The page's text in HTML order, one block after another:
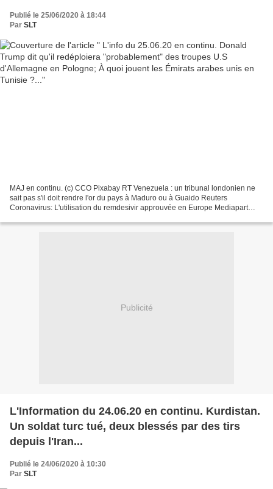
Émirats arabes unis en Tunisie ?...
Publié le 25/06/2020 à 18:44
Par SLT
MAJ en continu. (c) CCO Pixabay RT Venezuela : un tribunal londonien ne
sait pas s'il doit rendre l'or du pays à Maduro ou à Guaido Reuters
Coronavirus: L'utilisation du remdesivir approuvée en Europe Mediapart
Publicité
L'Information du 24.06.20 en continu. Kurdistan.
Un soldat turc tué, deux blessés par des tirs
depuis l'Iran...
Publié le 24/06/2020 à 10:30
Par SLT